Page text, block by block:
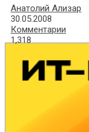
Анатолий Ализар
30.05.2008
Комментарии
1,318